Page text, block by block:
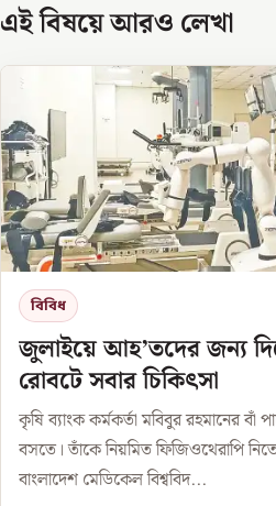
এই বিষয়ে আরও লেখা
বিবিধ
জুলাইয়ে আহ’তদের জন্য
রোবটে সবার চিকিৎসা
কৃষি ব্যাংক কর্মকর্তা মবিবুর রহমানের বাঁ
বসতে। তাঁকে নিয়মিত ফিজিওথেরাপি
বাংলাদেশ মেডিকেল বিশ্ববিদ...